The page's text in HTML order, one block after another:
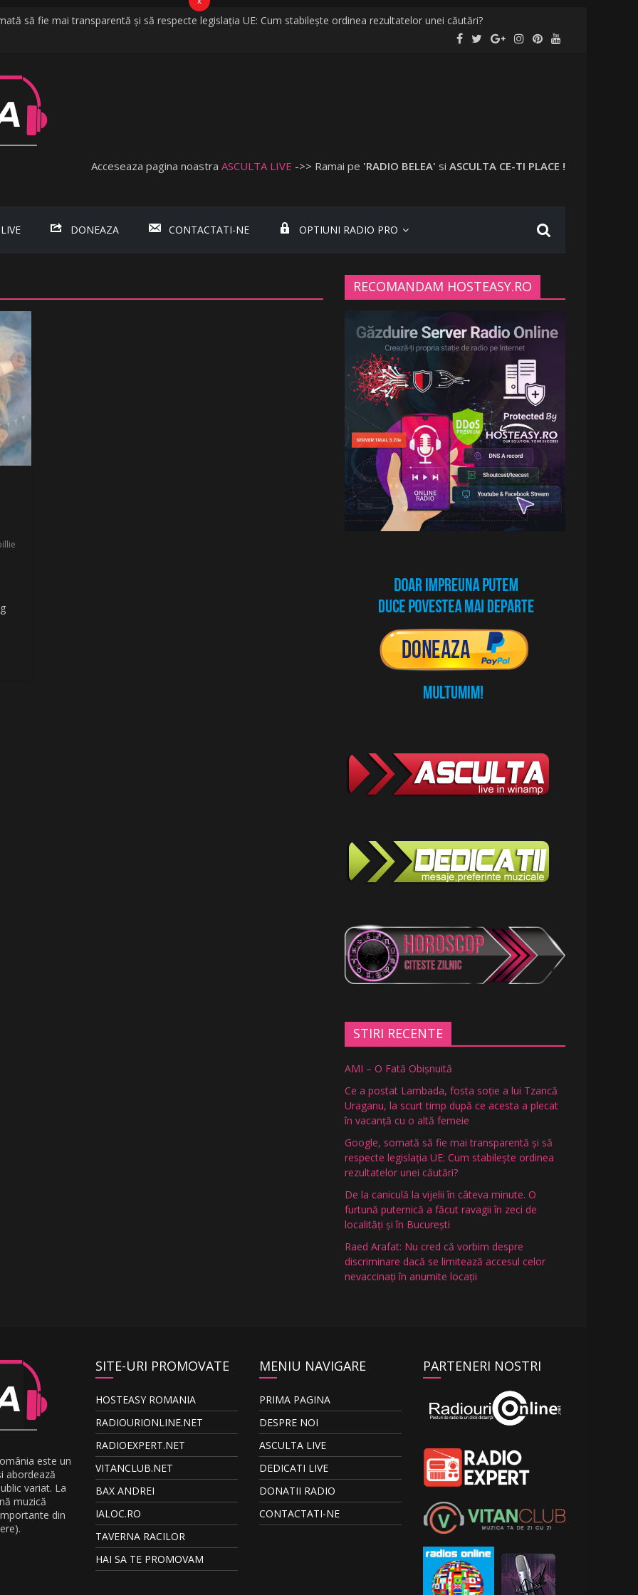
să fie mai transparentă și să respecte legislația UE: Cum stabilește ordinea rezultatelor unei căutări?
fosta soție a lui Tzancă Uraganu, la scurt timp după ce acesta a plecat în vacanță cu o altă femeie
Acceseaza pagina noastra ASCULTA LIVE ->> Ramai pe 'RADIO BELEA' si ASCULTA CE-TI PLACE !
DONEAZA CONTACTATI-NE OPTIUNI RADIO PRO
RECOMANDAM HOSTEASY.RO
STIRI RECENTE
AMI – O Fată Obişnuită
Ce a postat Lambada, fosta soție a lui Tzancă
Uraganu, la scurt timp după ce acesta a plecat
în vacanță cu o altă femeie
Google, somată să fie mai transparentă și să
respecte legislația UE: Cum stabilește ordinea
rezultatelor unei căutări?
De la caniculă la vijelii în câteva minute. O
furtună puternică a făcut ravagii în zeci de
localități și în București
Raed Arafat: Nu cred că vorbim despre
discriminare dacă se limitează accesul celor
nevaccinați în anumite locații
este un
abordează
variat. La
muzică
din
SITE-URI PROMOVATE
HOSTEASY ROMANIA
RADIOURIONLINE.NET
RADIOEXPERT.NET
VITANCLUB.NET
BAX ANDREI
IALOC.RO
TAVERNA RACILOR
HAI SA TE PROMOVAM
MENIU NAVIGARE
PRIMA PAGINA
DESPRE NOI
ASCULTA LIVE
DEDICATI LIVE
DONATII RADIO
CONTACTATI-NE
PARTENERI NOSTRI